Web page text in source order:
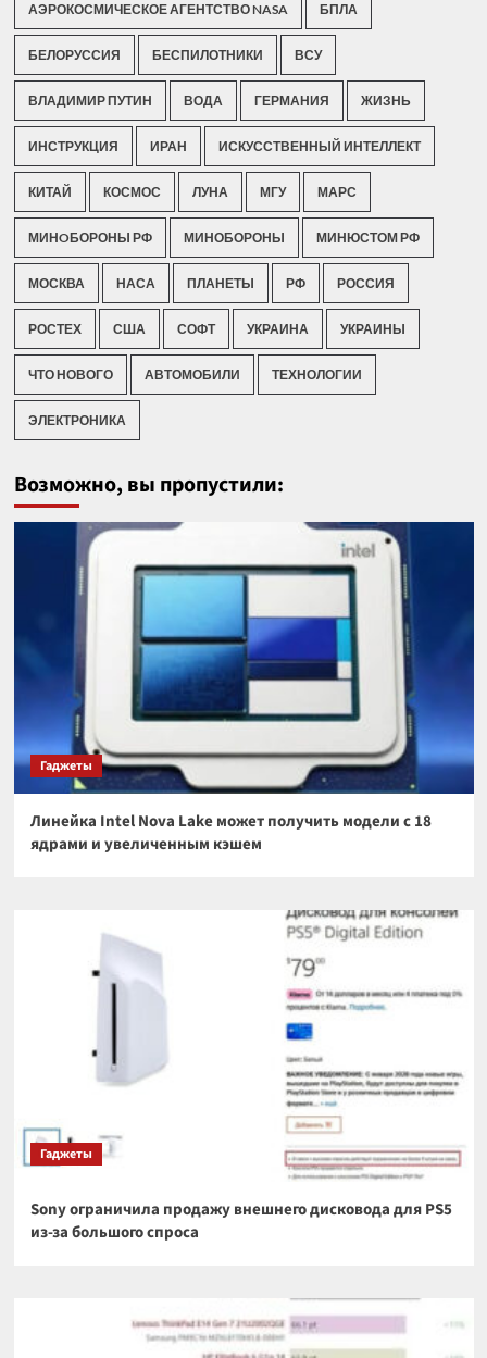
АЭРОКОСМИЧЕСКОЕ АГЕНТСТВО NASA БПЛА
БЕЛОРУССИЯ БЕСПИЛОТНИКИ ВСУ
ВЛАДИМИР ПУТИН ВОДА ГЕРМАНИЯ ЖИЗНЬ
ИНСТРУКЦИЯ ИРАН ИСКУССТВЕННЫЙ ИНТЕЛЛЕКТ
КИТАЙ КОСМОС ЛУНА МГУ МАРС
МИНOБОРОНЫ РФ МИНОБОРОНЫ МИНЮСТОМ РФ
МОСКВА НАСА ПЛАНЕТЫ РФ РОССИЯ
РОСТЕХ США СОФТ УКРАИНА УКРАИНЫ
ЧТО НОВОГО АВТОМОБИЛИ ТЕХНОЛОГИИ
ЭЛЕКТРОНИКА
Возможно, вы пропустили:
Гаджеты
Линейка Intel Nova Lake может получить модели с 18
ядрами и увеличенным кэшем
Гаджеты
Sony ограничила продажу внешнего дисковода для PS5
из-за большого спроса